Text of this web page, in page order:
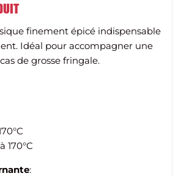
finement épicé indispensable
Idéal pour accompagner une
de grosse fringale.
170°C
: